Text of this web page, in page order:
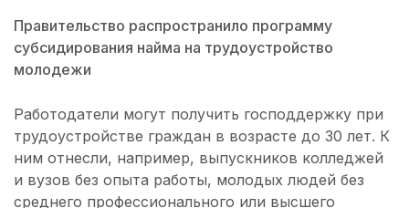
Правительство распространило программу
субсидирования найма на трудоустройство
молодежи
Работодатели могут получить господдержку при
трудоустройстве граждан в возрасте до 30 лет. К
ним отнесли, например, выпускников колледжей
и вузов без опыта работы, молодых людей без
среднего профессионального или высшего